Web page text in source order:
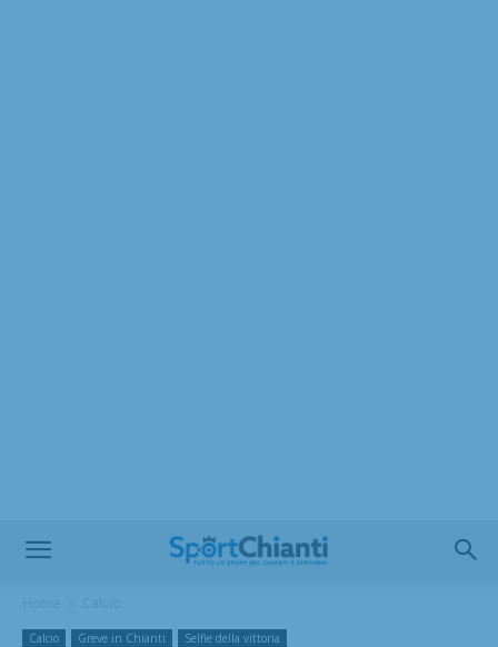
Calcio Greve in Chianti Selfie della vittoria